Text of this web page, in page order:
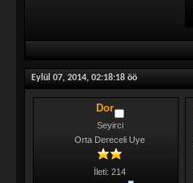
Eylül 07, 2014, 02:18:18 öö
Dor
Seyirci
Orta Dereceli Uye
İleti: 214